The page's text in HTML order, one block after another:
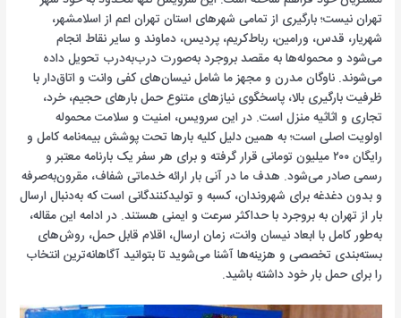
تهران نیست؛ بارگیری از تمامی شهرهای استان تهران اعم از اسلامشهر،
شهریار، قدس، ورامین، رباط‌کریم، پردیس، دماوند و سایر نقاط انجام
می‌شود و محموله‌ها به مقصد بروجرد به‌صورت درب‌به‌درب تحویل داده
می‌شوند. ناوگان مدرن و مجهز ما شامل نیسان‌های کفی وانت و اتاق‌دار با
ظرفیت بارگیری بالا، پاسخگوی نیازهای متنوع حمل بارهای حجیم، خرد،
تجاری و اثاثیه منزل است. در این سرویس، امنیت و سلامت محموله
اولویت اصلی است؛ به همین دلیل کلیه بارها تحت پوشش بیمه‌نامه کامل و
رایگان ۲۰۰ میلیون تومانی قرار گرفته و برای هر سفر یک بارنامه معتبر و
رسمی صادر می‌شود. هدف ما در آنی بار ارائه خدماتی شفاف، مقرون‌به‌صرفه
و بدون دغدغه برای شهروندان، کسبه و تولیدکنندگانی است که به‌دنبال ارسال
بار از تهران به بروجرد با حداکثر سرعت و ایمنی هستند. در ادامه این مقاله،
به‌طور کامل با ابعاد نیسان وانت، زمان ارسال، اقلام قابل حمل، روش‌های
بسته‌بندی تخصصی و هزینه‌ها آشنا می‌شوید تا بتوانید آگاهانه‌ترین انتخاب
را برای حمل بار خود داشته باشید.